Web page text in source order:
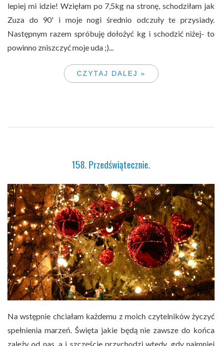
lepiej mi idzie! Wzięłam po 7,5kg na stronę, schodziłam jak
Zuza do 90' i moje nogi średnio odczuły te przysiady.
Następnym razem spróbuję dołożyć kg i schodzić niżej- to
powinno zniszczyć moje uda ;)...
CZYTAJ DALEJ »
158. Przedświątecznie.
Na wstępnie chciałam każdemu z moich czytelników życzyć
spełnienia marzeń. Święta jakie będą nie zawsze do końca
zależy od nas, a i szczęście przychodzi wtedy, gdy najmniej